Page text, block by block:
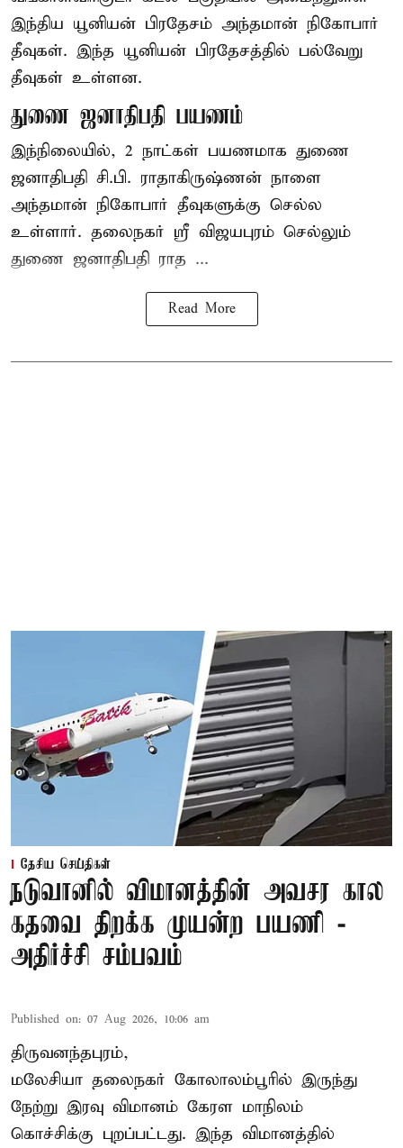
இந்திய யூனியன் பிரதேசம் அந்தமான் நிகோபார்
தீவுகள். இந்த யூனியன் பிரதேசத்தில் பல்வேறு
தீவுகள் உள்ளன.
துணை ஜனாதிபதி பயணம்
இந்நிலையில், 2 நாட்கள் பயணமாக துணை
ஜனாதிபதி சி.பி. ராதாகிருஷ்ணன் நாளை
அந்தமான் நிகோபார் தீவுகளுக்கு செல்ல
உள்ளார். தலைநகர் ஸ்ரீ விஜயபுரம் செல்லும்
துணை ஜனாதிபதி ராத ...
Read More
தேசிய செய்திகள்
நடுவானில் விமானத்தின் அவசர கால
கதவை திறக்க முயன்ற பயணி -
அதிர்ச்சி சம்பவம்
Published on: 07 Aug 2026, 10:06 am
திருவனந்தபுரம்,
மலேசியா தலைநகர் கோலாலம்பூரில் இருந்து
நேற்று இரவு விமானம் கேரள மாநிலம்
கொச்சிக்கு புறப்பட்டது. இந்த விமானத்தில்